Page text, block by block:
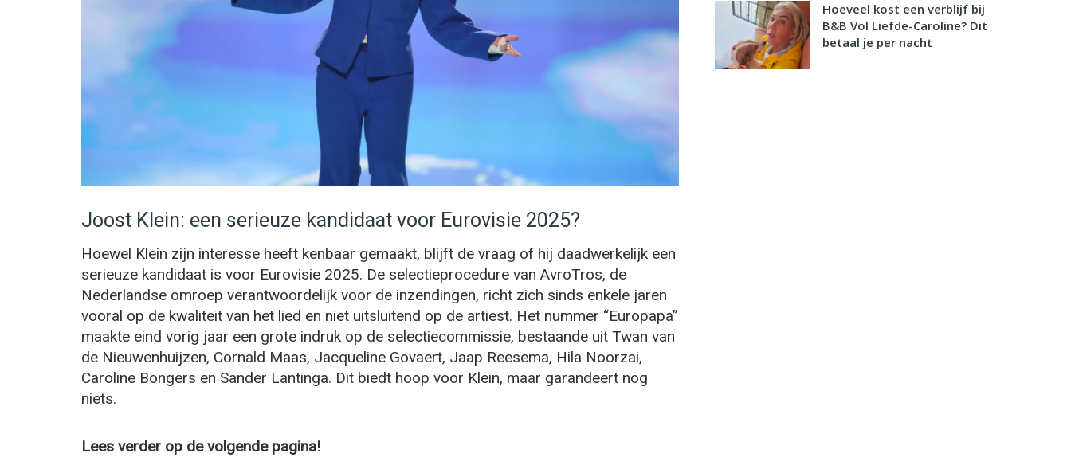
Joost Klein: een serieuze kandidaat voor Eurovisie 2025?
Hoewel Klein zijn interesse heeft kenbaar gemaakt, blijft de vraag of hij daadwerkelijk een
serieuze kandidaat is voor Eurovisie 2025. De selectieprocedure van AvroTros, de
Nederlandse omroep verantwoordelijk voor de inzendingen, richt zich sinds enkele jaren
vooral op de kwaliteit van het lied en niet uitsluitend op de artiest. Het nummer “Europapa”
maakte eind vorig jaar een grote indruk op de selectiecommissie, bestaande uit Twan van
de Nieuwenhuijzen, Cornald Maas, Jacqueline Govaert, Jaap Reesema, Hila Noorzai,
Caroline Bongers en Sander Lantinga. Dit biedt hoop voor Klein, maar garandeert nog
niets.
Lees verder op de volgende pagina!
Hoeveel kost een verblijf bij
B&B Vol Liefde-Caroline? Dit
betaal je per nacht